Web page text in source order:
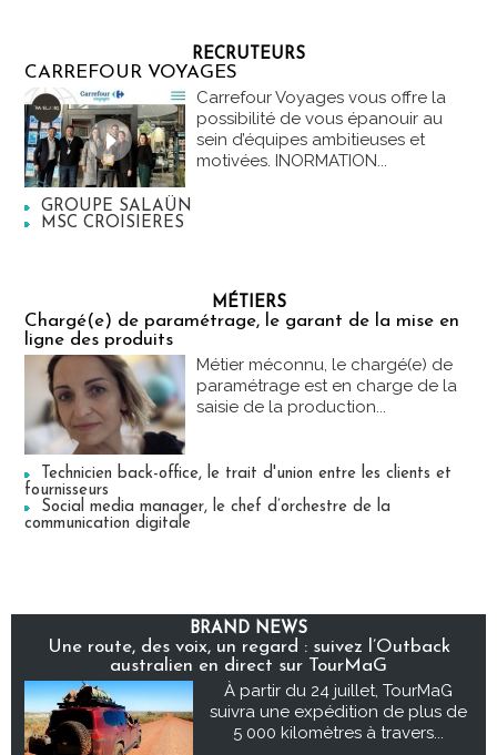
RECRUTEURS
CARREFOUR VOYAGES
Carrefour Voyages vous offre la
possibilité de vous épanouir au
sein d’équipes ambitieuses et
motivées. INORMATION...
GROUPE SALAÜN
MSC CROISIERES
MÉTIERS
Chargé(e) de paramétrage, le garant de la mise en
ligne des produits
Métier méconnu, le chargé(e) de
paramétrage est en charge de la
saisie de la production...
Technicien back-office, le trait d'union entre les clients et
fournisseurs
Social media manager, le chef d’orchestre de la
communication digitale
BRAND NEWS
Une route, des voix, un regard : suivez l’Outback
australien en direct sur TourMaG
À partir du 24 juillet, TourMaG
suivra une expédition de plus de
5 000 kilomètres à travers...